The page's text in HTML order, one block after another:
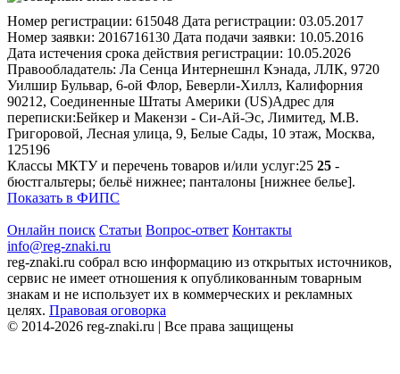
Номер регистрации: 615048 Дата регистрации: 03.05.2017
Номер заявки: 2016716130 Дата подачи заявки: 10.05.2016
Дата истечения срока действия регистрации: 10.05.2026
Правообладатель: Ла Сенца Интернешнл Кэнада, ЛЛК, 9720
Уилшир Бульвар, 6-ой Флор, Беверли-Хиллз, Калифорния
90212, Соединенные Штаты Америки (US)Адрес для
переписки:Бейкер и Макензи - Си-Ай-Эс, Лимитед, М.В.
Григоровой, Лесная улица, 9, Белые Сады, 10 этаж, Москва,
125196
Классы МКТУ и перечень товаров и/или услуг:25 25 -
бюстгальтеры; бельё нижнее; панталоны [нижнее белье].
Показать в ФИПС
Онлайн поиск Статьи Вопрос-ответ Контакты
info@reg-znaki.ru
reg-znaki.ru собрал всю информацию из открытых источников,
сервис не имеет отношения к опубликованным товарным
знакам и не использует их в коммерческих и рекламных
целях. Правовая оговорка
© 2014-2026 reg-znaki.ru | Все права защищены